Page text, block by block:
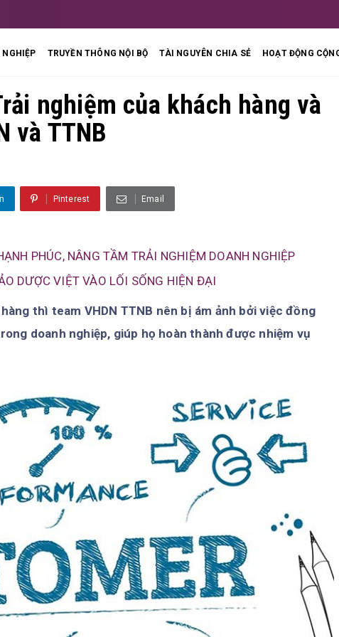
TRUYỀN THÔNG NỘI BỘ TÀI NGUYÊN CHIA SẺ HOẠT ĐỘNG
nghiệm của khách hàng và
và TTNB
Pinterest Email
PHÚC, NÂNG TẦM TRẢI NGHIỆM DOANH NGHIỆP
DƯỢC VIỆT VÀO LỐI SỐNG HIỆN ĐẠI
thì team VHDN TTNB nên bị ám ảnh bởi việc đồng
doanh nghiệp, giúp họ hoàn thành được nhiệm vụ